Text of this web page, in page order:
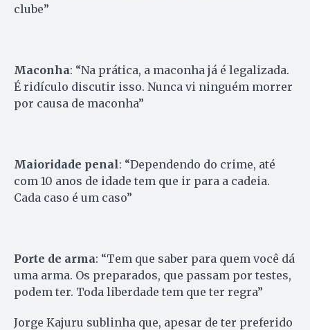
clube”
Maconha: “Na prática, a maconha já é legalizada.
É ridículo discutir isso. Nunca vi ninguém morrer
por causa de maconha”
Maioridade penal: “Dependendo do crime, até
com 10 anos de idade tem que ir para a cadeia.
Cada caso é um caso”
Porte de arma: “Tem que saber para quem você dá
uma arma. Os preparados, que passam por testes,
podem ter. Toda liberdade tem que ter regra”
Jorge Kajuru sublinha que, apesar de ter preferido